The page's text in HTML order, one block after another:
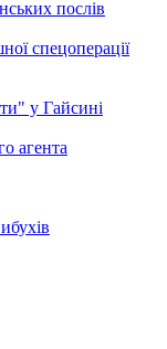
послів
спецоперації
у Гайсині
агента